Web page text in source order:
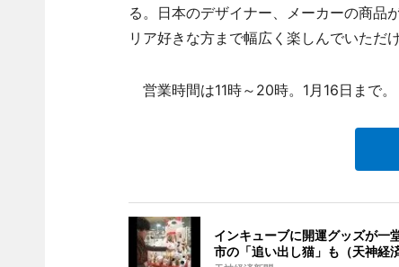
る。日本のデザイナー、メーカーの商品
リア好きな方まで幅広く楽しんでいただ
営業時間は11時～20時。1月16日まで。
インキューブに開運グッズが一
市の「追い出し猫」も（天神経